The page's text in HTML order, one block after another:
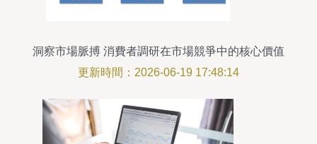
洞察市場脈搏 消費者調研在市場競爭中的核心價值
與實踐策略
更新時間：2026-06-19 17:48:14